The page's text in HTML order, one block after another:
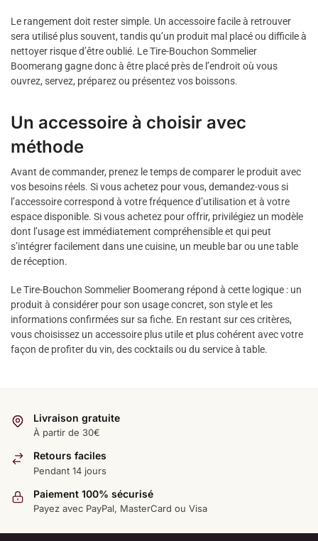
Le rangement doit rester simple. Un accessoire facile à retrouver
sera utilisé plus souvent, tandis qu’un produit mal placé ou difficile à
nettoyer risque d’être oublié. Le Tire-Bouchon Sommelier
Boomerang gagne donc à être placé près de l’endroit où vous
ouvrez, servez, préparez ou présentez vos boissons.
Un accessoire à choisir avec
méthode
Avant de commander, prenez le temps de comparer le produit avec
vos besoins réels. Si vous achetez pour vous, demandez-vous si
l’accessoire correspond à votre fréquence d’utilisation et à votre
espace disponible. Si vous achetez pour offrir, privilégiez un modèle
dont l’usage est immédiatement compréhensible et qui peut
s’intégrer facilement dans une cuisine, un meuble bar ou une table
de réception.
Le Tire-Bouchon Sommelier Boomerang répond à cette logique : un
produit à considérer pour son usage concret, son style et les
informations confirmées sur sa fiche. En restant sur ces critères,
vous choisissez un accessoire plus utile et plus cohérent avec votre
façon de profiter du vin, des cocktails ou du service à table.
Livraison gratuite
À partir de 30€
Retours faciles
Pendant 14 jours
Paiement 100% sécurisé
Payez avec PayPal, MasterCard ou Visa